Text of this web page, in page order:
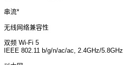
串流*
无线网络兼容性
双频 Wi-Fi 5
IEEE 802.11 b/g/n/ac/ac, 2.4GHz/5.8GHz